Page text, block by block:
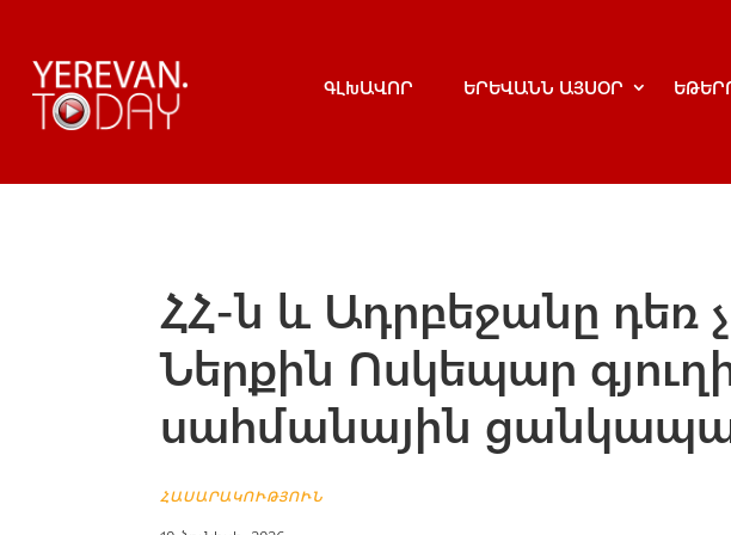
ԳԼԽԱՎՈՐ ԵՐԵՎԱՆՆ ԱՅՍՕՐ
ՀՀ-ն և Ադրբեջանը դեռ
Ներքին Ոսկեպար
սահմանային
ՀԱՍԱՐԱԿՈՒԹՅՈՒՆ